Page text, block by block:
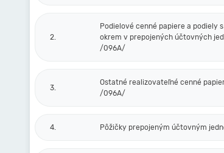
2.
Podielové cenné papiere a podiely
okrem v prepojených účtovných
/096A/
3.
Ostatné realizovateľné cenné
/096A/
4. Pôžičky prepojeným účtovným